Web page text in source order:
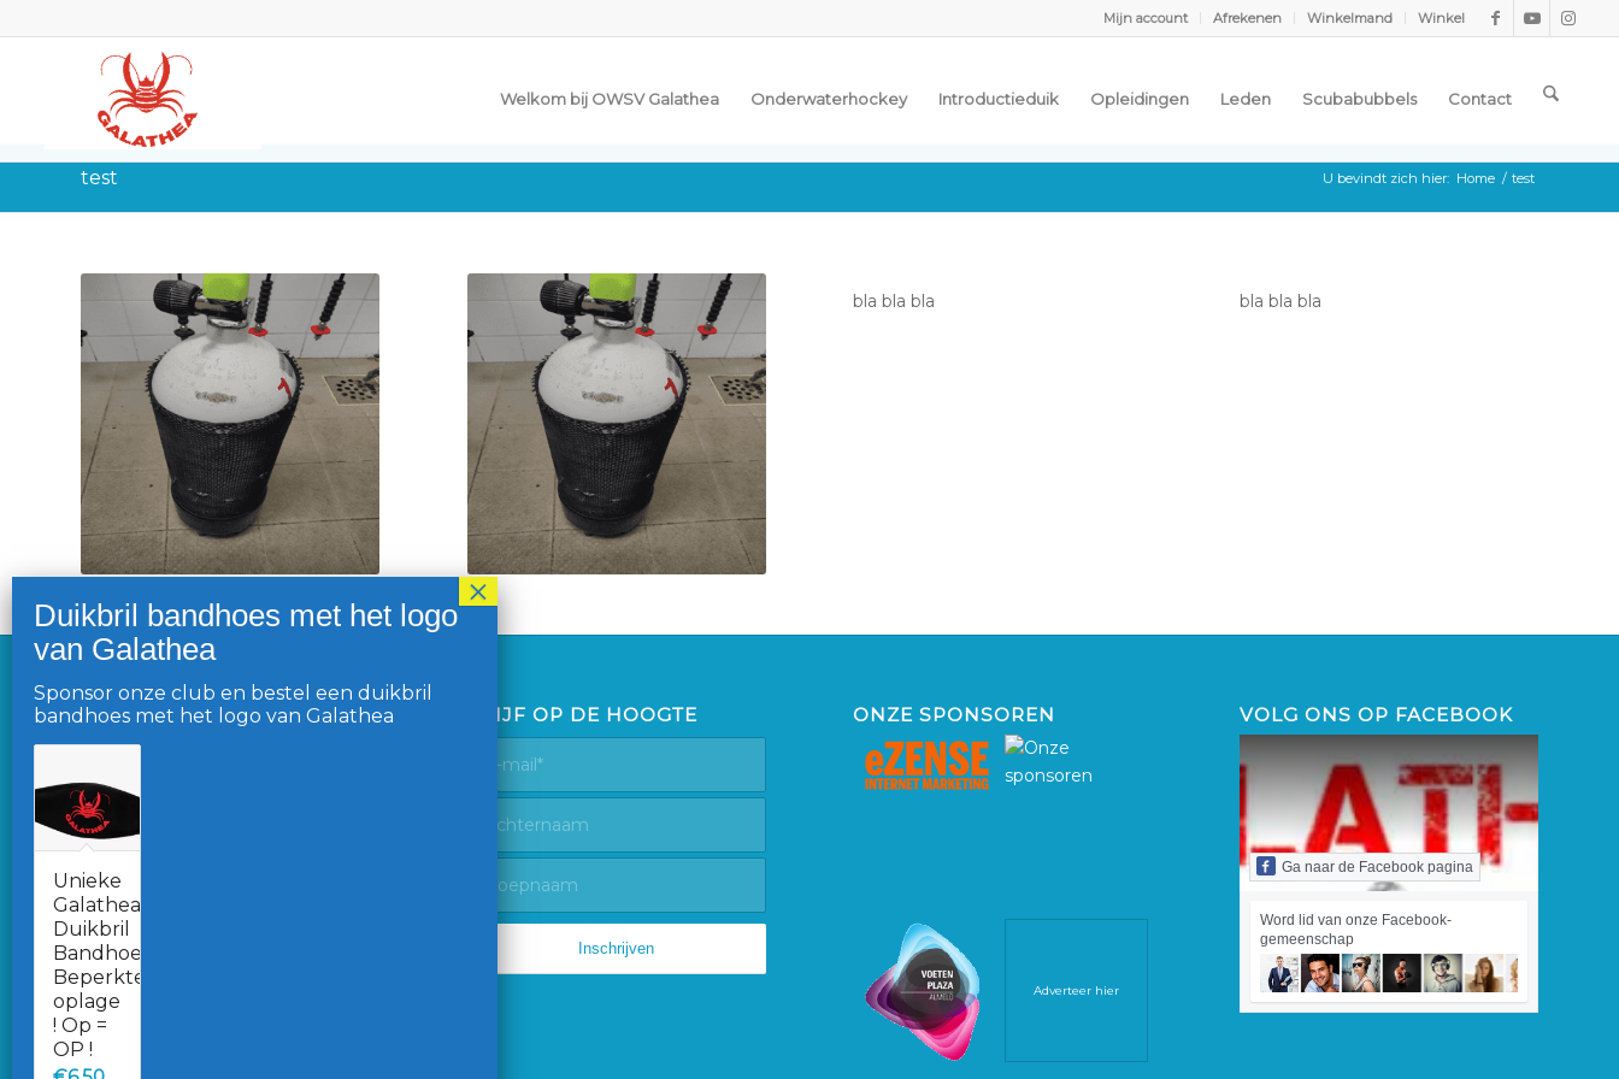
Mijn account Afrekenen Winkelmand Winkel
Welkom bij OWSV Galathea Onderwaterhockey Introductieduik Opleidingen Leden Scubabubbels Contact
test U bevindt zich hier: Home / test
bla bla bla bla bla bla
LAATSTE NIEUWS
1 februari: er is een winnaar!
4 februari 2026 - 15:43
BLIJF OP DE HOOGTE ONZE SPONSOREN
Adverteer hier
VOLG ONS OP FACEBOOK
Ga naar de Facebook pagina
Word lid van onze Facebook-
gemeenschap
Sponsor onze club en bestel een duikbril
bandhoes met het logo van Galathea
Unieke
Galathea
Duikbril
Bandhoes.
Beperkte
oplage
! Op =
OP !